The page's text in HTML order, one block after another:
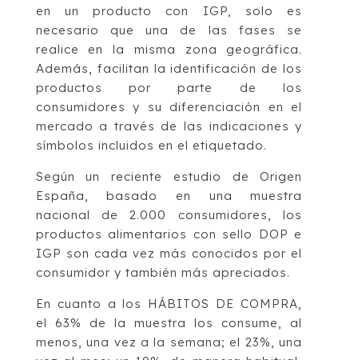
en un producto con IGP, solo es
necesario que una de las fases se
realice en la misma zona geográfica.
Además, facilitan la identificación de los
productos por parte de los
consumidores y su diferenciación en el
mercado a través de las indicaciones y
símbolos incluidos en el etiquetado.
Según un reciente estudio de Origen
España, basado en una muestra
nacional de 2.000 consumidores, los
productos alimentarios con sello DOP e
IGP son cada vez más conocidos por el
consumidor y también más apreciados.
En cuanto a los HÁBITOS DE COMPRA,
el 63% de la muestra los consume, al
menos, una vez a la semana; el 23%, una